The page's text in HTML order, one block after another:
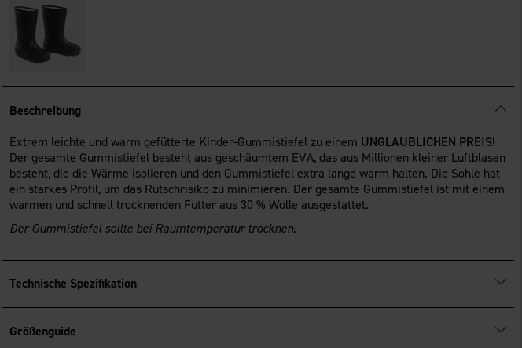
SIDAS Dryer Bags
Cedar Wood
Beschreibung
Extrem leichte und warm gefütterte Kinder-Gummistiefel zu einem UNGLAUBLICHEN PREIS!
Der gesamte Gummistiefel besteht aus geschäumtem EVA, das aus Millionen kleiner Luftblasen
besteht, die die Wärme isolieren und den Gummistiefel extra lange warm halten. Die Sohle hat
ein starkes Profil, um das Rutschrisiko zu minimieren. Der gesamte Gummistiefel ist mit einem
warmen und schnell trocknenden Futter aus 30 % Wolle ausgestattet.
Der Gummistiefel sollte bei Raumtemperatur trocknen.
Technische Spezifikation
Größenguide